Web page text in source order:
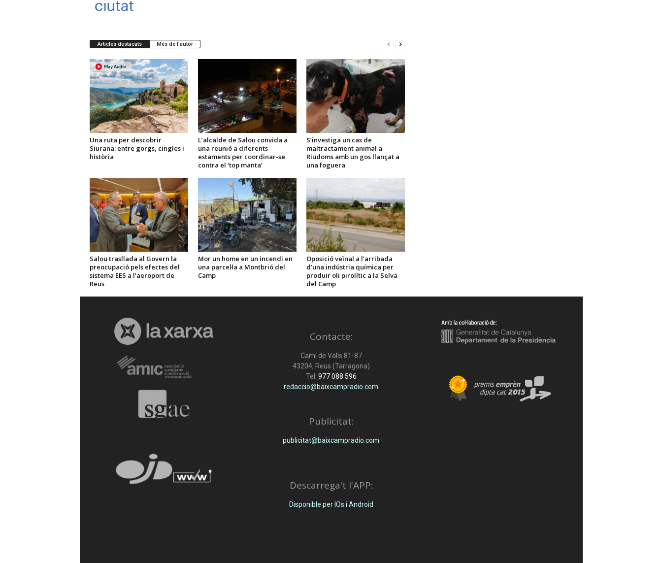
Articles destacats Més de l'autor
Una ruta per descobrir
Siurana: entre gorgs, cingles i
història
L’alcalde de Salou convida a
una reunió a diferents
estaments per coordinar-se
contra el ‘top manta’
S’investiga un cas de
maltractament animal a
Riudoms amb un gos llançat a
una foguera
Salou trasllada al Govern la
preocupació pels efectes del
sistema EES a l’aeroport de
Reus
Mor un home en un incendi en
una parcel·la a Montbrió del
Camp
Oposició veïnal a l’arribada
d’una indústria química per
produir oli pirolític a la Selva
del Camp
Contacte:
Camí de Valls 81-87
43204, Reus (Tarragona)
Tel: 977 088 596
redaccio@baixcampradio.com
Publicitat:
publicitat@baixcampradio.com
Descarrega't l'APP:
Disponible per IOs i Android